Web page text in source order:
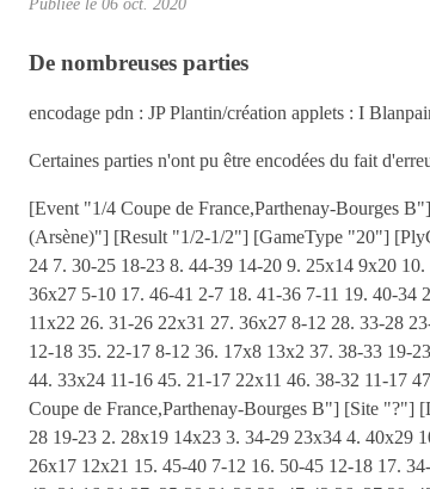
De nombreuses parties
encodage pdn : JP Plantin/création applets : I
Certaines parties n'ont pu être encodées du fait
[Event "1/4 Coupe de France,Parthenay-Bourges B"] [Site "?"] [Date "2020.10.03"] [Round "?"] [White "Lemoine,G.(Gérard)"] [Black "Guet,A.(Arsène)"] [Result "1/2-1/2"] [GameType "20"] [PlyCount "107"] 1. 32-28 18-23 2. 38-32 12-18 3. 42-38 7-12 4. 47-42 1-7 5. 34-29 23x34 6. 39x30 20-24 7. 30-25 18-23 8. 44-39 14-20 9. 25x14 9x20 10. 50-44 10-14 11. 31-27 17-21 12. 37-31 4-9 13. 41-37 12-18 14. 31-26 7-12 15. 26x17 11x31 16. 36x27 5-10 17. 46-41 2-7 18. 41-36 7-11 19. 40-34 24-29 20. 33x24 20x40 21. 45x34 15-20 22. 37-31 12-17 23. 39-33 10-15 24. 44-39 17-22 25. 28x17 11x22 26. 31-26 22x31 27. 36x27 8-12 28. 33-28 23-29 29. 34x23 18x29 30. 39-34 29x40 31. 35x44 20-24 32. 27-21 16x27 33. 32x21 3-8 34. 28-22 12-18 35. 22-17 8-12 36. 17x8 13x2 37. 38-33 19-23 38. 42-38 18-22 39. 43-39 14-20 40. 48-43 24-29 41. 33x24 20x29 42. 44-40 9-13 43. 39-33 6-11 44. 33x24 11-16 45. 21-17 22x11 46. 38-32 11-17 47. 43-38 17-22 48. 32-27 22x31 49. 26x37 16-21 50. 38-32 13-18 51. 37-31 18-22 52. 40-34 22-28 53. 34-29 28x26 54. 29x18 1/2-1/2 [Event "1/4 Coupe de France,Parthenay-Bourges B"] [Site "?"] [Date "2020.10.03"] [Round "?"] [White "Charrier.E.(Eric)"] [Black "Sogny,A.(André)"] [Result "1/2-1/2"] [GameType "20"] [PlyCount "115"] 1. 32-28 19-23 2. 28x19 14x23 3. 34-29 23x34 4. 40x29 10-14 5. 37-32 18-23 6. 29x18 12x23 7. 41-37 14-19 8. 44-40 5-10 9. 40-34 10-14 10. 46-41 7-12 11. 32-28 23x32 12. 37x28 17-21 13. 31-26 1-7 14. 26x17 12x21 15. 45-40 7-12 16. 50-45 12-18 17. 34-29 21-26 18. 40-34 11-17 19. 28-23 19x28 20. 33x11 6x17 21. 41-37 14-19 22. 45-40 19-24 23. 49-44 24x33 24. 38x29 20-25 25. 37-31 26x37 26. 42x31 16-21 27. 35-30 21-26 28. 47-42 26x37 29. 42x31 17-21 30. 48-42 21-26 31. 42-37 18-23 32. 29x18 13x22 33. 43-38 9-13 34. 30-24 13-18 35. 38-33 4-9 36. 33-28 22x33 37. 39x28 8-12 38. 44-39 12-17 39. 37-32 26x37 40. 32x41 9-13 41. 36-31 17-21 42. 39-33 21-27 43. 31x22 18x27 44. 34-29 2-7 45. 29-23 7-12 46. 33-29 12-17 47. 40-34 27-31 48. 34-30 25x34 49. 29x40 31-36 50. 41-37 17-21 51. 28-22 21-26 52. 22-17 26-31 53. 37x26 36-41 54. 17-11 41-47 55. 11-6 47x20 56. 40-35 20-14 57. 6-1 14x46 58. 26-21 1/2-1/2 [Event "1/4 Coupe de France,Parthenay-Bourges B"] [Site "?"] [Date "2020.10.03"] [Round "?"] [White "Bernardeau,Y.(Yves)"] [Black "Bourgoin B.(Bernard)"] [Result "1-0"] [GameType "20"] [PlyCount "46"] 1. 31-27 19-23 2. 33-28 17-22 3. 28x17 11x31 4. 36x27 14-19 5. 39-33 10-14 6. 44-39 5-10 7. 50-44 6-11 8. 41-36 1-6 9. 46-41 11-17 10. 34-30 20-25 11. 36-31 25x34 12. 40x29 23x34 13. 39x30 19-24 14. 30x19 14x23 15. 41-36 10-14 16. 44-39 14-19 17. 47-41 7-11 18. 49-44 9-14 19. 33-28 17-22 20. 28x17 12x21 21. 31-26 4-9 22. 26x17 11x31 23. 36x27 8-12 { Le pion 50 a été joué deux fois dans cette partie. } 1-0 [Event "1/4 Coupe de France,Parthenay-Bourges B"] [Site "?"] [Date "2020.10.03"] [Round "?"] [White "Bernardeau,Y.(Yves)"] [Black "Bourgoin,B.(Bernard)"] [Result "1-0"] [GameType "20"] [Setup "1"] [FEN "W:W27,32,35,37,38,39,41,42,43,45,48,50:B2,3,6,9,12,13,14,15,16,18,19,23."] [PlyCount "42"] { Suite de la partie après l'erreur du pion 50. } 24. 50-44 15-20 25. 44-40 20-24 26. 41-36 2-7 27. 37-31 12-17 28. 31-26 17-22 29. 40-34 22x31 30. 36x27 14-20 31. 38-33 3-8 32. 42-38 20-25 33. 48-42 24-30 34. 35x24 19x30 35. 33-29 30-35 36. 39-33 35-40 37. 42-37 7-11 38. 43-39 13-19 39. 27-22 18x27 40. 29x18 40x29 41. 33x4 25-30 42. 32x21 16x27 43. 18-12 8x17 44. 4x36 11-16 1-0 [Event "1/4 Coupe de France,Parthenay-Bourges B"] [Site "?"] [Date "2020.10.03"] [Round "?"]